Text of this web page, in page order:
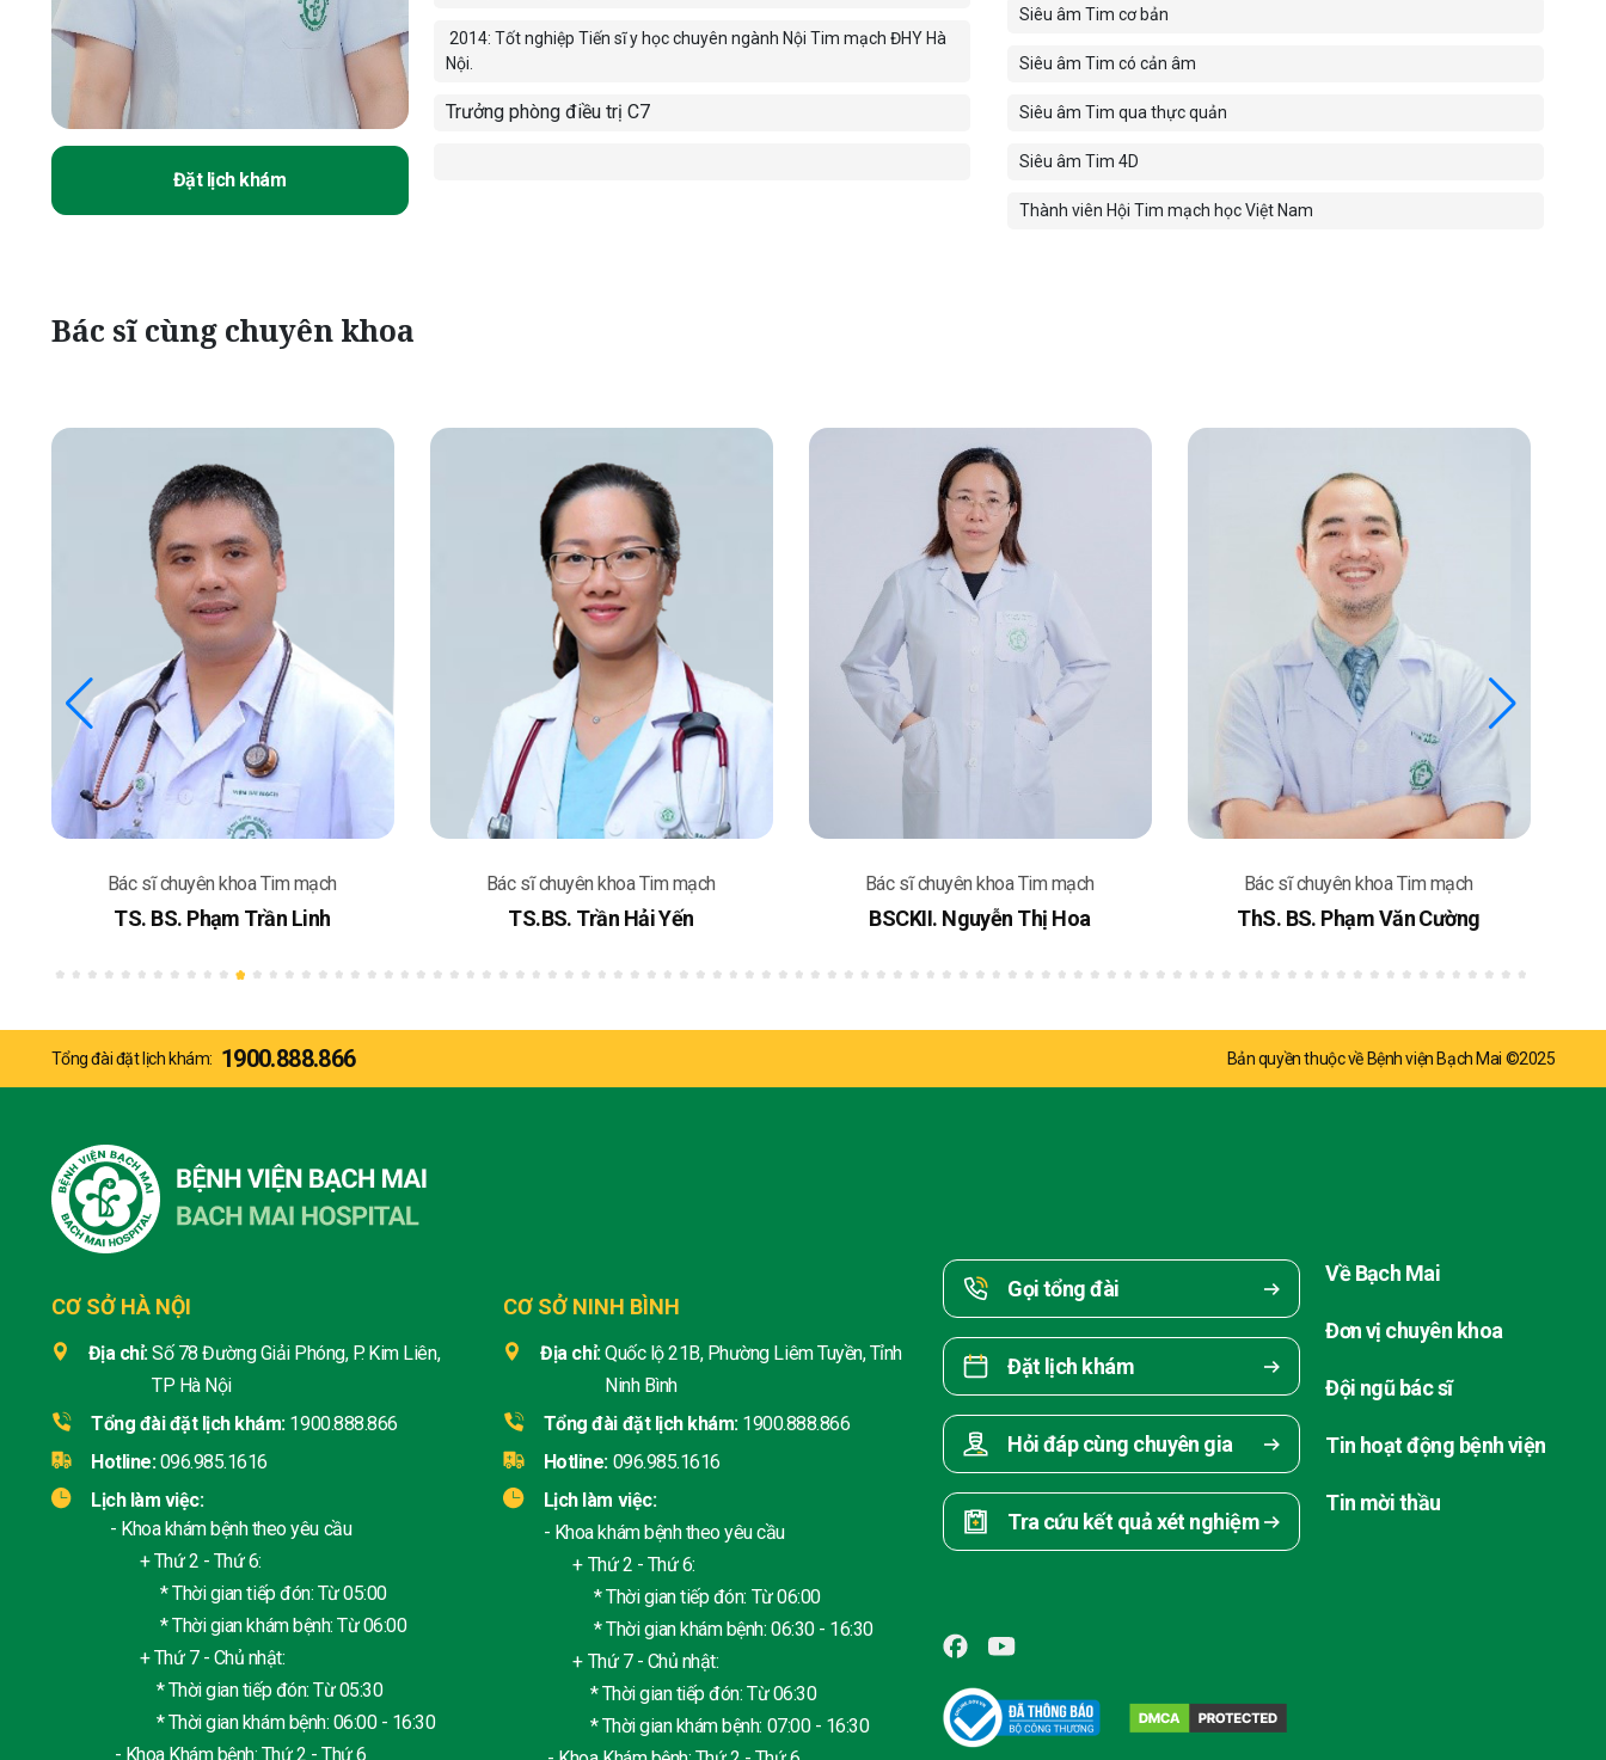
Đặt lịch khám
2014: Tốt nghiệp Tiến sĩ y học chuyên ngành Nội Tim mạch ĐHY Hà
Nội.
Trưởng phòng điều trị C7
Siêu âm Tim cơ bản
Siêu âm Tim có cản âm
Siêu âm Tim qua thực quản
Siêu âm Tim 4D
Thành viên Hội Tim mạch học Việt Nam
Bác sĩ cùng chuyên khoa
Bác sĩ chuyên khoa Tim mạch
TS.BS. Trần Hải Yến
Bác sĩ chuyên khoa Tim mạch
BSCKII. Nguyễn Thị Hoa
Bác sĩ chuyên khoa Tim mạch
ThS. BS. Phạm Văn Cường
Bác sĩ chuyên khoa Tim mạch
ThS.BS Lê Thanh Tùng
Tổng đài đặt lịch khám: 1900.888.866 Bản quyền thuộc về Bệnh viện Bạch Mai ©2025
CƠ SỞ HÀ NỘI
Địa chỉ:Số 78 Đường Giải Phóng, P. Kim Liên,
TP Hà Nội
Tổng đài đặt lịch khám: 1900.888.866
Hotline: 096.985.1616
Lịch làm việc:
- Khoa khám bệnh theo yêu cầu
+ Thứ 2 - Thứ 6:
* Thời gian tiếp đón: Từ 05:00
* Thời gian khám bệnh: Từ 06:00
+ Thứ 7 - Chủ nhật:
* Thời gian tiếp đón: Từ 05:30
* Thời gian khám bệnh: 06:00 - 16:30
- Khoa Khám bệnh: Thứ 2 - Thứ 6
CƠ SỞ NINH BÌNH
Địa chỉ:Quốc lộ 21B, Phường Liêm Tuyền, Tỉnh
Ninh Bình
Tổng đài đặt lịch khám: 1900.888.866
Hotline: 096.985.1616
Lịch làm việc:
- Khoa khám bệnh theo yêu cầu
+ Thứ 2 - Thứ 6:
* Thời gian tiếp đón: Từ 06:00
* Thời gian khám bệnh: 06:30 - 16:30
+ Thứ 7 - Chủ nhật:
* Thời gian tiếp đón: Từ 06:30
* Thời gian khám bệnh: 07:00 - 16:30
Gọi tổng đài
Đặt lịch khám
Hỏi đáp cùng chuyên gia
Tra cứu kết quả xét nghiệm
Về Bạch Mai
Đơn vị chuyên khoa
Đội ngũ bác sĩ
Tin hoạt động bệnh viện
Tin mời thầu